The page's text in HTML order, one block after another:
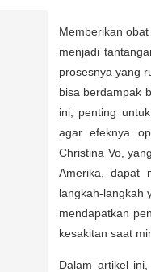
Memberikan
menjadi
prosesnya yang
bisa berdampak
ini, penting
agar efeknya
Christina Vo,
Amerika, dapat
langkah-langkah
mendapatkan
kesakitan saat
Dalam artikel